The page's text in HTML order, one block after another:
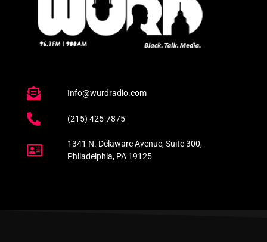
Info@wurdradio.com
(215) 425-7875
1341 N. Delaware Avenue, Suite 300,
Philadelphia, PA 19125